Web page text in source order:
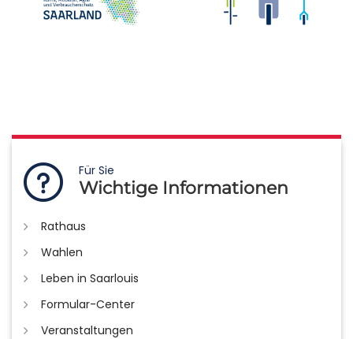
Für Sie
Wichtige Informationen
Rathaus
Wahlen
Leben in Saarlouis
Formular-Center
Veranstaltungen